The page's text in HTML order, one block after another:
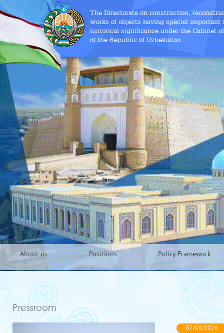
The Directorate on construction,
works of objects having special important
historical significance under the Cabinet
of the Republic of Uzbekistan
About us Positions Policy Framework
Pressroom
07/08/2026